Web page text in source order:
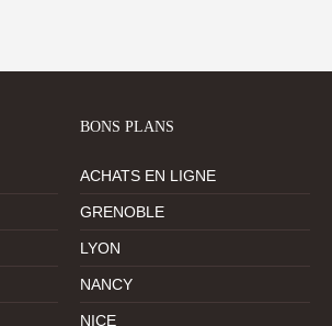
BONS PLANS
ACHATS EN LIGNE
GRENOBLE
LYON
NANCY
NICE